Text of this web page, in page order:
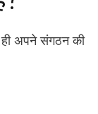
ही अपने संगठन की